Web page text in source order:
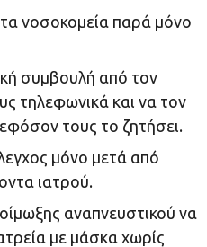
νοσοκομεία παρά μόνο
συμβουλή από τον
τηλεφωνικά και να τον
τους το ζητήσει.
μόνο μετά από
ιατρού.
αναπνευστικού να
με μάσκα χωρίς